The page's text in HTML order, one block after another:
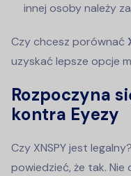
innej osoby należy
Czy chcesz porównać
uzyskać lepsze opcje
Rozpoczyna
kontra Eyezy
Czy XNSPY jest
powiedzieć, że tak.